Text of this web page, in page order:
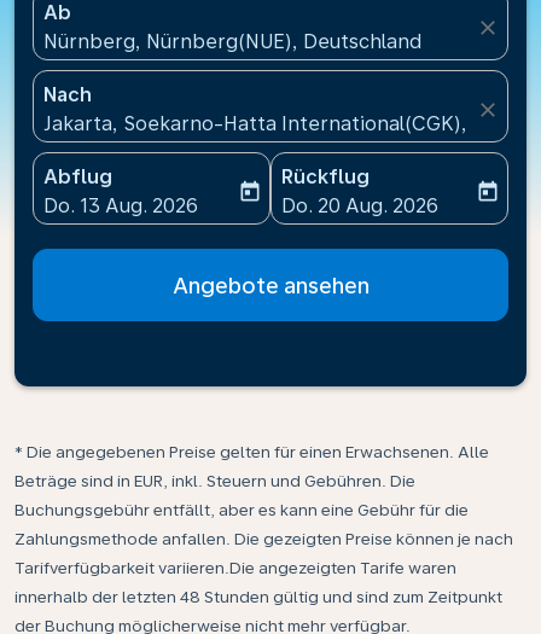
Ab
Nürnberg, Nürnberg(NUE), Deutschland
close
Nach
Jakarta, Soekarno-Hatta International(CGK),
close
Abflug
fc-booking-departure-date-aria-label
Do. 13 Aug. 2026
today
Rückflug
fc-booking-return-date-
Do. 20 Aug. 2026
today
Angebote ansehen
* Die angegebenen Preise gelten für einen Erwachsenen. Alle
Beträge sind in EUR, inkl. Steuern und Gebühren. Die
Buchungsgebühr entfällt, aber es kann eine Gebühr für die
Zahlungsmethode anfallen. Die gezeigten Preise können je nach
Tarifverfügbarkeit variieren.Die angezeigten Tarife waren
innerhalb der letzten 48 Stunden gültig und sind zum Zeitpunkt
der Buchung möglicherweise nicht mehr verfügbar.